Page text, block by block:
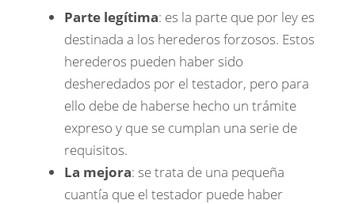
Parte legítima: es la parte que por ley es
destinada a los herederos forzosos. Estos
herederos pueden haber sido
desheredados por el testador, pero para
ello debe de haberse hecho un trámite
expreso y que se cumplan una serie de
requisitos.
La mejora: se trata de una pequeña
cuantía que el testador puede haber